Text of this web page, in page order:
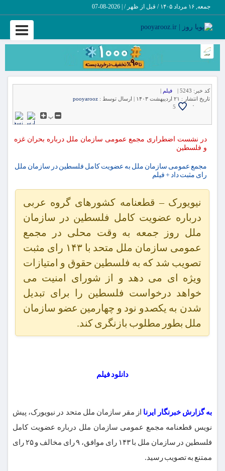
جمعه, ۱۶ مرداد ۱۴۰۵ / قبل از ظهر / 2026-08-07
Toggle
کد خبر: 5243 | فیلم |
تاریخ انتشار : ۲۱ اردیبهشت ۱۴۰۳ | ارسال توسط : pooyarooz
۰
5
پ
در نشست اضطراری مجمع عمومی سازمان ملل درباره بحران غزه
و فلسطین
مجمع عمومی سازمان ملل به عضویت کامل فلسطین در سازمان ملل
رای مثبت داد + فیلم
نیویورک – قطعنامه کشورهای گروه عربی
درباره عضویت کامل فلسطین در سازمان
ملل روز جمعه به وقت محلی در مجمع
عمومی سازمان ملل متحد با ۱۴۳ رای مثبت
تصویب شد که به فلسطین حقوق و امتیازات
ویژه ای می دهد و از شورای امنیت می
خواهد درخواست فلسطین را برای تبدیل
شدن به یکصدو نود و چهارمین عضو سازمان
ملل بطور مطلوب بازنگری کند.
دانلود فیلم
به گزارش خبرنگار ایرنا از مقر سازمان ملل متحد در نیویورک، پیش
نویس قطعنامه مجمع عمومی سازمان ملل درباره عضویت کامل
فلسطین در سازمان ملل با ۱۴۳ رای موافق، ۹ رای مخالف و ۲۵ رای
ممتنع به تصویب رسید.